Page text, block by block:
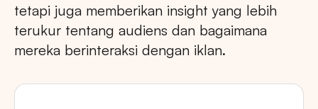
tetapi juga memberikan insight yang lebih
terukur tentang audiens dan bagaimana
mereka berinteraksi dengan iklan.